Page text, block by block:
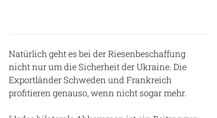
Natürlich geht es bei der Riesenbeschaffung
nicht nur um die Sicherheit der Ukraine. Die
Exportländer Schweden und Frankreich
profitieren genauso, wenn nicht sogar mehr.